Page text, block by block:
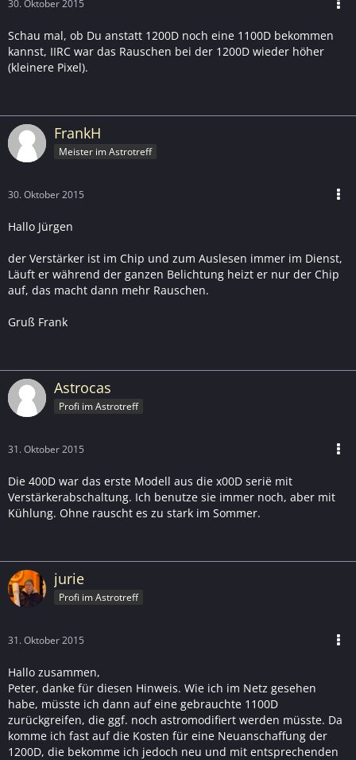
30. Oktober 2015
Schau mal, ob Du anstatt 1200D noch eine 1100D bekommen
kannst, IIRC war das Rauschen bei der 1200D wieder höher
(kleinere Pixel).
FrankH
Meister im Astrotreff
30. Oktober 2015
Hallo Jürgen
der Verstärker ist im Chip und zum Auslesen immer im Dienst,
Läuft er während der ganzen Belichtung heizt er nur der Chip
auf, das macht dann mehr Rauschen.
Gruß Frank
Astrocas
Profi im Astrotreff
31. Oktober 2015
Die 400D war das erste Modell aus die x00D serië mit
Verstärkerabschaltung. Ich benutze sie immer noch, aber mit
Kühlung. Ohne rauscht es zu stark im Sommer.
jurie
Profi im Astrotreff
31. Oktober 2015
Hallo zusammen,
Peter, danke für diesen Hinweis. Wie ich im Netz gesehen
habe, müsste ich dann auf eine gebrauchte 1100D
zurückgreifen, die ggf. noch astromodifiert werden müsste. Da
komme ich fast auf die Kosten für eine Neuanschaffung der
1200D, die bekomme ich jedoch neu und mit entsprechenden